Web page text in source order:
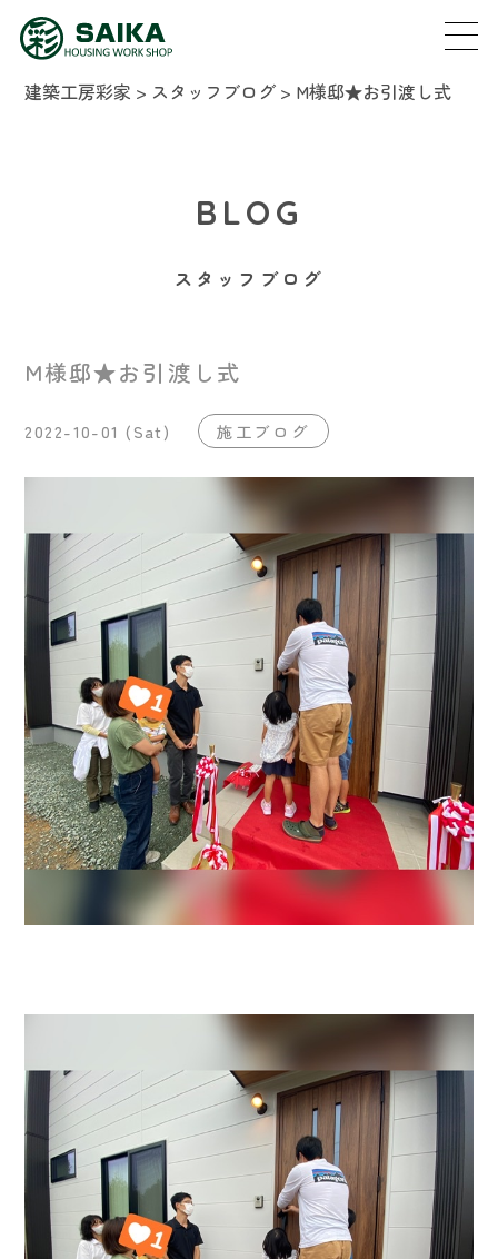
建築工房彩家 > スタッフブログ > M様邸★お引渡し式
BLOG
スタッフブログ
M様邸★お引渡し式
2022-10-01 (Sat) 施工ブログ